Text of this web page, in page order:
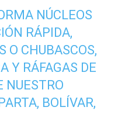
NÚCLEOS
RÁPIDA,
O CHUBASCOS,
Y RÁFAGAS DE
NUESTRO
BOLÍVAR,